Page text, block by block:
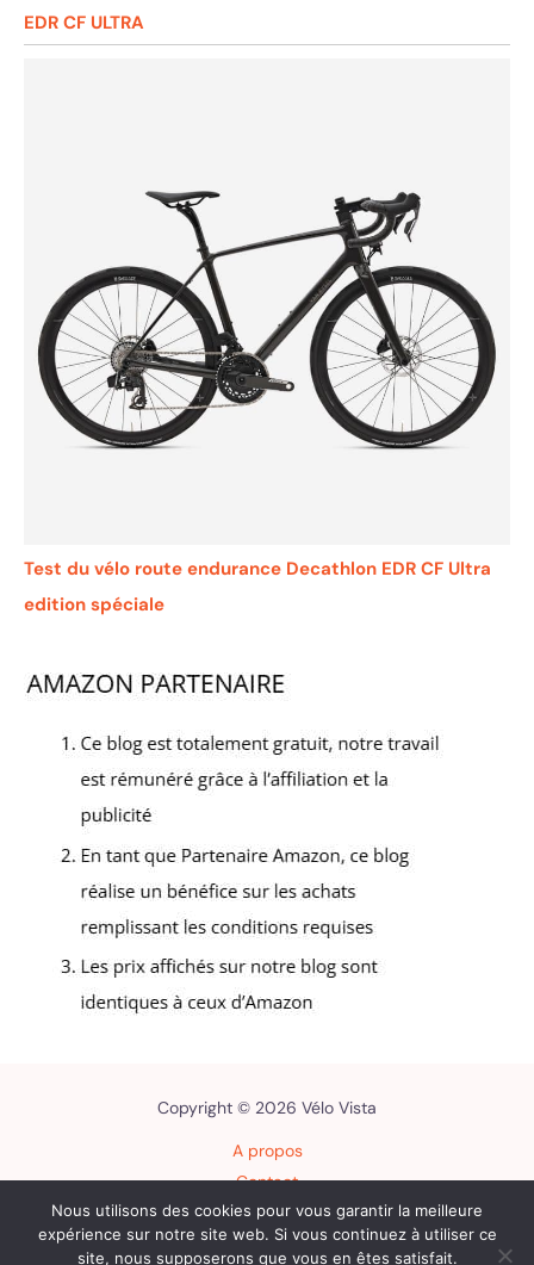
EDR CF ULTRA
Test du vélo route endurance Decathlon EDR CF Ultra
edition spéciale
Copyright © 2026 Vélo Vista
A propos
Contact
Plan du site
Mentions légales
Nous utilisons des cookies pour vous garantir la meilleure
expérience sur notre site web. Si vous continuez à utiliser ce
site, nous supposerons que vous en êtes satisfait.